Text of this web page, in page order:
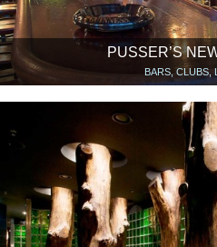
PUSSER’S
BARS, CLUBS,